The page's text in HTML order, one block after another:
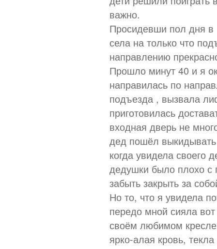
важно.
Просидевши пол дня в
села на только что
направлению
Прошло минут 40 и я
направилась по
подъезда , вызвала
приготовилась
входная дверь не
дед пошёл
когда увидела своего
дедушки было плохо с
забыть закрыть за
Но то, что я увидела
передо мной сияла
своём любимом
ярко-алая кровь,